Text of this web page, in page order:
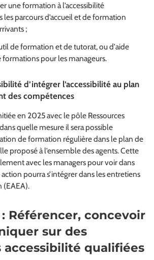
une formation à l’accessibilité
les parcours d’accueil et de formation
;
de formation et de tutorat, ou d'aide
pour les manageurs.
d’intégrer l’accessibilité au plan
des compétences
en 2025 avec le pôle Ressources
quelle mesure il sera possible
de formation régulière dans le plan de
proposé à l’ensemble des agents. Cette
avec les managers pour voir dans
pourra s’intégrer dans les entretiens
(EAEA).
Référencer, concevoir
sur des
accessibilité qualifiées